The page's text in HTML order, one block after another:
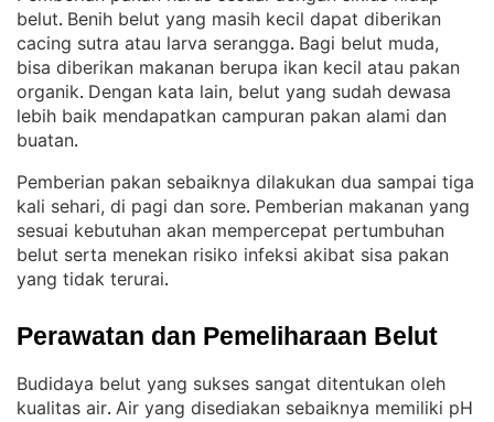
belut. Benih belut yang masih kecil dapat diberikan
cacing sutra atau larva serangga. Bagi belut muda,
bisa diberikan makanan berupa ikan kecil atau pakan
organik. Dengan kata lain, belut yang sudah dewasa
lebih baik mendapatkan campuran pakan alami dan
buatan.
Pemberian pakan sebaiknya dilakukan dua sampai tiga
kali sehari, di pagi dan sore. Pemberian makanan yang
sesuai kebutuhan akan mempercepat pertumbuhan
belut serta menekan risiko infeksi akibat sisa pakan
yang tidak terurai.
Perawatan dan Pemeliharaan Belut
Budidaya belut yang sukses sangat ditentukan oleh
kualitas air. Air yang disediakan sebaiknya memiliki pH